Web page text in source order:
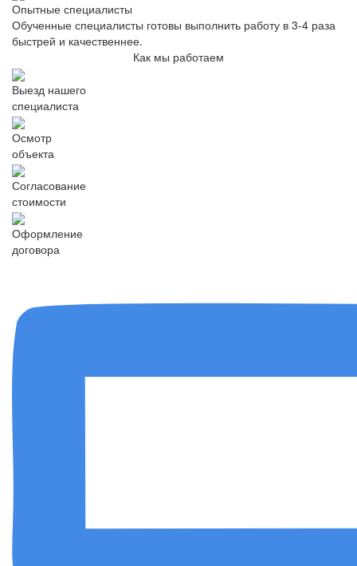
Опытные специалисты
Обученные специалисты готовы выполнить работу в 3-4 раза
быстрей и качественнее.
Как мы работаем
Выезд нашего
специалиста
Осмотр
объекта
Согласование
стоимости
Оформление
договора